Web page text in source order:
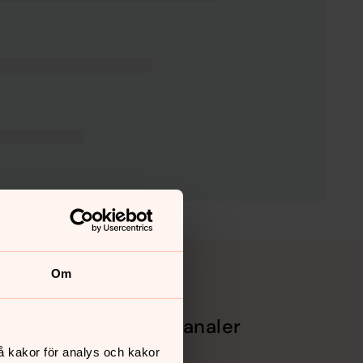
Om
kakor för analys och kakor
Sociala kanaler